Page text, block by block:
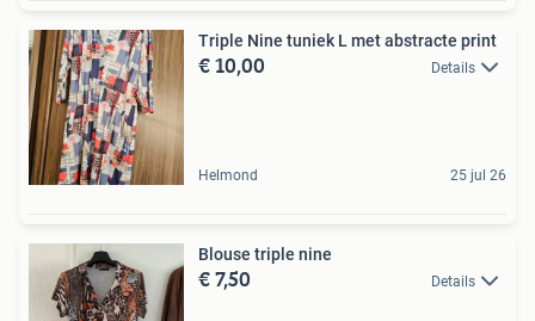
Triple Nine tuniek L met abstracte print
€ 10,00 Details
Helmond 25 jul 26
Blouse triple nine
€ 7,50 Details